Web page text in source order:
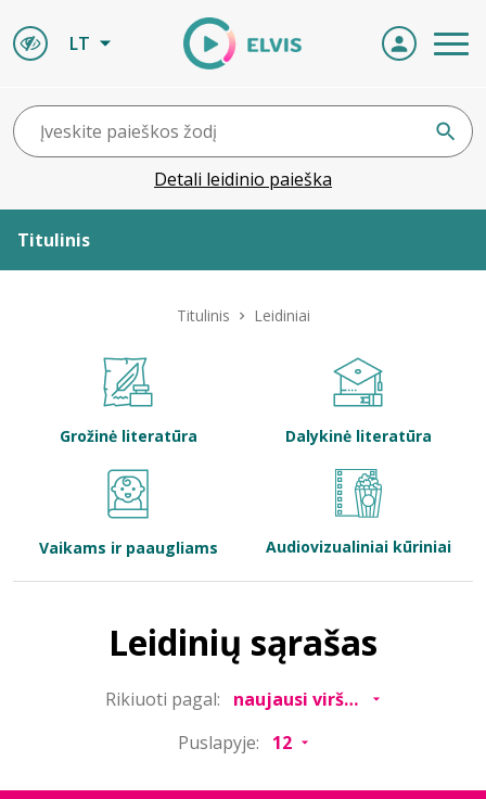
LT
Detali leidinio paieška
Titulinis
Bibliotekoms
Titulinis Leidiniai
Grožinė literatūra Dalykinė literatūra
Vaikams ir paaugliams Audiovizualiniai kūriniai
Leidinių sąrašas
Rikiuoti pagal:
Puslapyje: